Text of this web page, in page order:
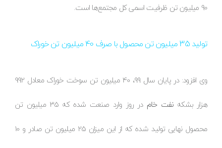
90 میلیون تن ظرفیت اسمی کل مجتمع‌ها است.
تولید 35 میلیون تن محصول با صرف 40 میلیون تن خوراک
وی افزود: در پایان سال 99، 40 میلیون تن سوخت خوراک معادل 992
هزار بشکهنفت خام در روز وارد صنعت شده که 35 میلیون تن
محصول نهایی تولید شده که از این میزان 25 میلیون تن صادر و 10